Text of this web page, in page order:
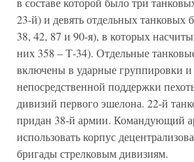
23-й) и девять отдельных танковых
38, 42, 87 и 90-я), в которых
них 358 – Т-34). Отдельные
включены в ударные группировки и
непосредственной поддержки
дивизий первого эшелона. 22-й
придан 38-й армии. Командующий
использовать корпус
бригады стрелковым дивизиям.